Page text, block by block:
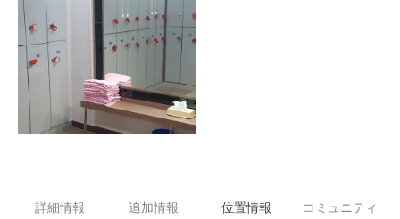
詳細情報 追加情報 位置情報 コミュニティ